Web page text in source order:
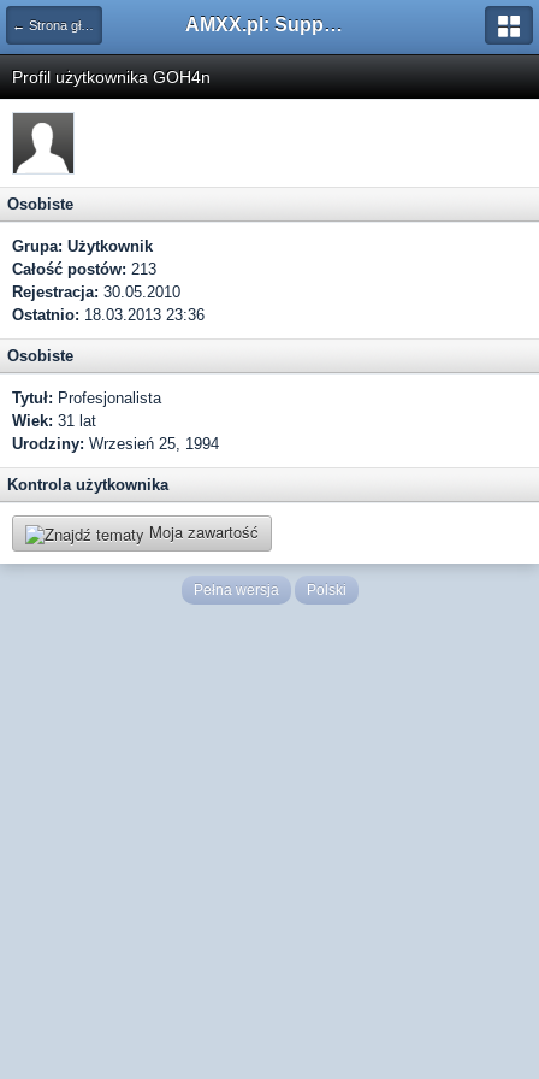
← Strona główna AMXX.pl: Support AMX Mod X i SourceMod
Profil użytkownika GOH4n
Osobiste
Grupa: Użytkownik
Całość postów: 213
Rejestracja: 30.05.2010
Ostatnio: 18.03.2013 23:36
Osobiste
Tytuł: Profesjonalista
Wiek: 31 lat
Urodziny: Wrzesień 25, 1994
Kontrola użytkownika
Moja zawartość
Pełna wersja Polski